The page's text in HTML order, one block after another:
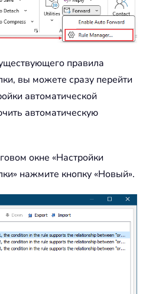
правила
вы можете сразу перейти
автоматической
автоматическую
окне «Настройки
нажмите кнопку «Новый».